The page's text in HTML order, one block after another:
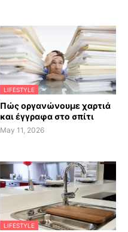
LIFESTYLE
Πώς οργανώνουμε χαρτιά
και έγγραφα στο σπίτι
May 11, 2026
LIFESTYLE